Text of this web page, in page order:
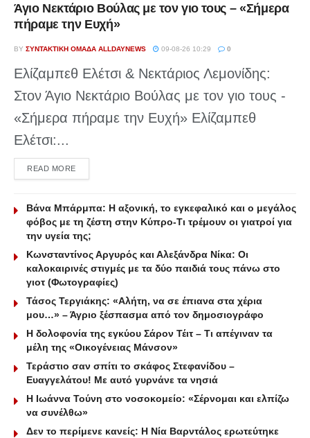
Άγιο Νεκτάριο Βούλας με τον γιο τους – «Σήμερα
πήραμε την Ευχή»
BY ΣΥΝΤΑΚΤΙΚΉ ΟΜΆΔΑ ALLDAYNEWS 09-08-26 10:29 0
Ελίζαμπεθ Ελέτσι & Νεκτάριος Λεμονίδης:
Στον Άγιο Νεκτάριο Βούλας με τον γιο τους -
«Σήμερα πήραμε την Ευχή» Ελίζαμπεθ
Ελέτσι:...
READ MOREDETAILS
Βάνα Μπάρμπα: Η αξονική, το εγκεφαλικό και ο μεγάλος
φόβος με τη ζέστη στην Κύπρο-Τι τρέμουν οι γιατροί για
την υγεία της;
Κωνσταντίνος Αργυρός και Αλεξάνδρα Νίκα: Οι
καλοκαιρινές στιγμές με τα δύο παιδιά τους πάνω στο
γιοτ (Φωτογραφίες)
Τάσος Τεργιάκης: «Αλήτη, να σε έπιανα στα χέρια
μου…» – Άγριο ξέσπασμα από τον δημοσιογράφο
Η δολοφονία της εγκύου Σάρον Τέιτ – Τι απέγιναν τα
μέλη της «Οικογένειας Μάνσον»
Τεράστιο σαν σπίτι το σκάφος Στεφανίδου –
Ευαγγελάτου! Με αυτό γυρνάνε τα νησιά
Η Ιωάννα Τούνη στο νοσοκομείο: «Σέρνομαι και ελπίζω
να συνέλθω»
Δεν το περίμενε κανείς: Η Νία Βαρντάλος ερωτεύτηκε